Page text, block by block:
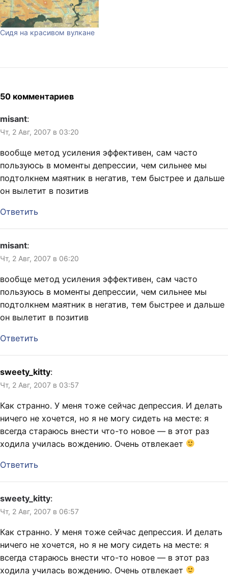
Сидя на красивом вулкане
50 комментариев
misant:
Чт, 2 Авг, 2007 в 03:20
вообще метод усиления эффективен, сам часто
пользуюсь в моменты депрессии, чем сильнее мы
подтолкнем маятник в негатив, тем быстрее и дальше
он вылетит в позитив
Ответить
misant:
Чт, 2 Авг, 2007 в 06:20
вообще метод усиления эффективен, сам часто
пользуюсь в моменты депрессии, чем сильнее мы
подтолкнем маятник в негатив, тем быстрее и дальше
он вылетит в позитив
Ответить
sweety_kitty:
Чт, 2 Авг, 2007 в 03:57
Как странно. У меня тоже сейчас депрессия. И делать
ничего не хочется, но я не могу сидеть на месте: я
всегда стараюсь внести что-то новое — в этот раз
ходила училась вождению. Очень отвлекает
Ответить
sweety_kitty:
Чт, 2 Авг, 2007 в 06:57
Как странно. У меня тоже сейчас депрессия. И делать
ничего не хочется, но я не могу сидеть на месте: я
всегда стараюсь внести что-то новое — в этот раз
ходила училась вождению. Очень отвлекает